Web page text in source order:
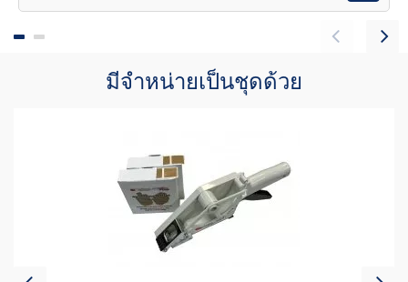
มีจำหน่ายเป็นชุดด้วย